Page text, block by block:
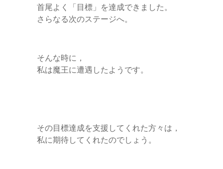
首尾よく「目標」を達成できました。
さらなる次のステージへ。
そんな時に，
私は魔王に遭遇したようです。
その目標達成を支援してくれた方々は，
私に期待してくれたのでしょう。